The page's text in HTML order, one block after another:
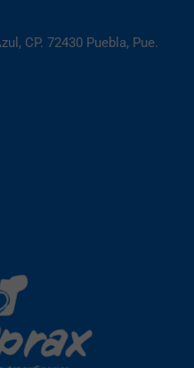
CP. 72430 Puebla, Pue.